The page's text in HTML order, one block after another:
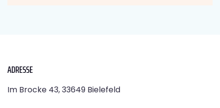
ADRESSE
Im Brocke 43, 33649 Bielefeld